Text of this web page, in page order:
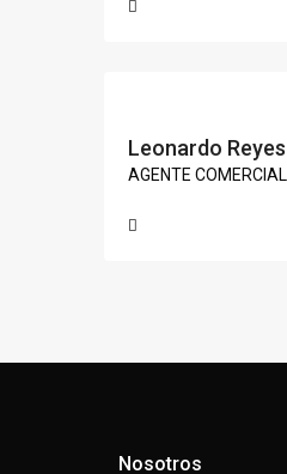
Leonardo Reyes
AGENTE COMERCIAL
Nosotros